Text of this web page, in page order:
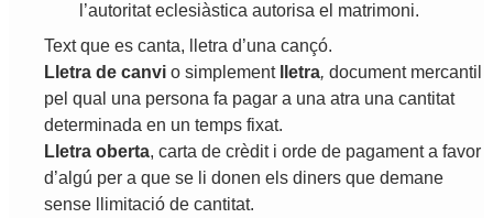
’autoritat eclesiàstica autorisa el matrimoni.
Text que es canta, lletra d’una cançó.
Lletra de canvi o simplement lletra, document mercantil
pel qual una persona fa pagar a una atra una cantitat
determinada en un temps fixat.
Lletra oberta, carta de crèdit i orde de pagament a favor
d’algú per a que se li donen els diners que demane
sense
llimitació de cantitat.